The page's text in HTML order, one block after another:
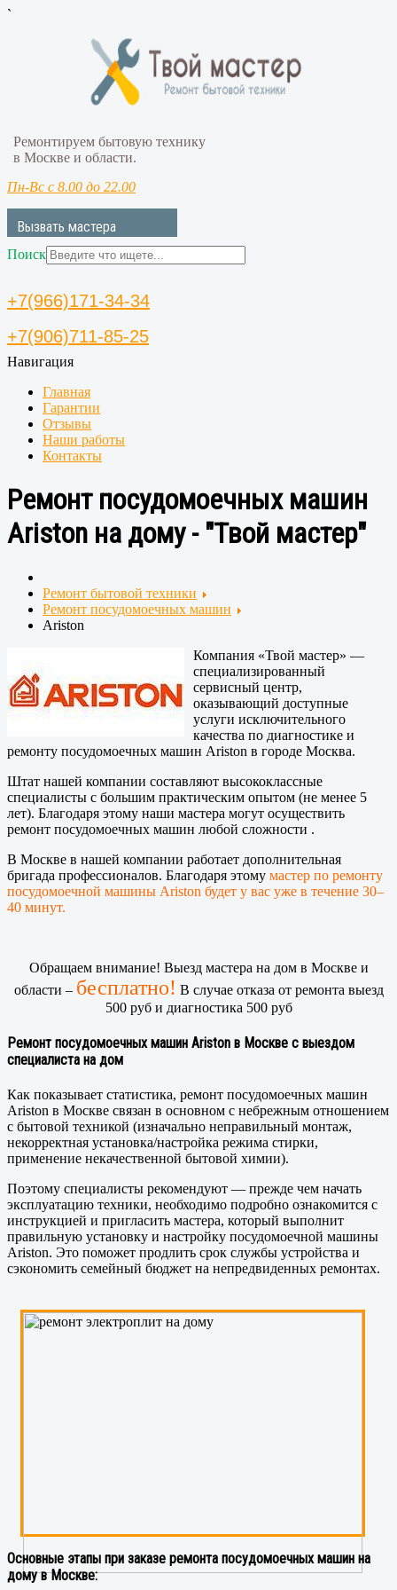
`
Ремонтируем бытовую технику
в Москве и области.
Пн-Вс с 8.00 до 22.00
Вызвать мастера
Поиск
+7(966)171-34-34
+7(906)711-85-25
Навигация
Главная
Гарантии
Отзывы
Наши работы
Контакты
Ремонт посудомоечных машин
Ariston на дому - "Твой мастер"
Ремонт бытовой техники
Ремонт посудомоечных машин
Ariston
Компания «Твой мастер» —
специализированный
сервисный центр,
оказывающий доступные
услуги исключительного
качества по диагностике и
ремонту посудомоечных машин Ariston в городе Москва.
Штат нашей компании составляют высококлассные
специалисты с большим практическим опытом (не менее 5
лет). Благодаря этому наши мастера могут осуществить
ремонт посудомоечных машин любой сложности .
В Москве в нашей компании работает дополнительная
бригада профессионалов. Благодаря этому мастер по ремонту
посудомоечной машины Ariston будет у вас уже в течение 30–
40 минут.
Обращаем внимание! Выезд мастера на дом в Москве и
области – бесплатно! В случае отказа от ремонта выезд
500 руб и диагностика 500 руб
Ремонт посудомоечных машин Ariston в Москве с выездом
специалиста на дом
Как показывает статистика, ремонт посудомоечных машин
Ariston в Москве связан в основном с небрежным отношением
с бытовой техникой (изначально неправильный монтаж,
некорректная установка/настройка режима стирки,
применение некачественной бытовой химии).
Поэтому специалисты рекомендуют — прежде чем начать
эксплуатацию техники, необходимо подробно ознакомится с
инструкцией и пригласить мастера, который выполнит
правильную установку и настройку посудомоечной машины
Ariston. Это поможет продлить срок службы устройства и
сэкономить семейный бюджет на непредвиденных ремонтах.
Основные этапы при заказе ремонта посудомоечных машин на
дому в Москве: